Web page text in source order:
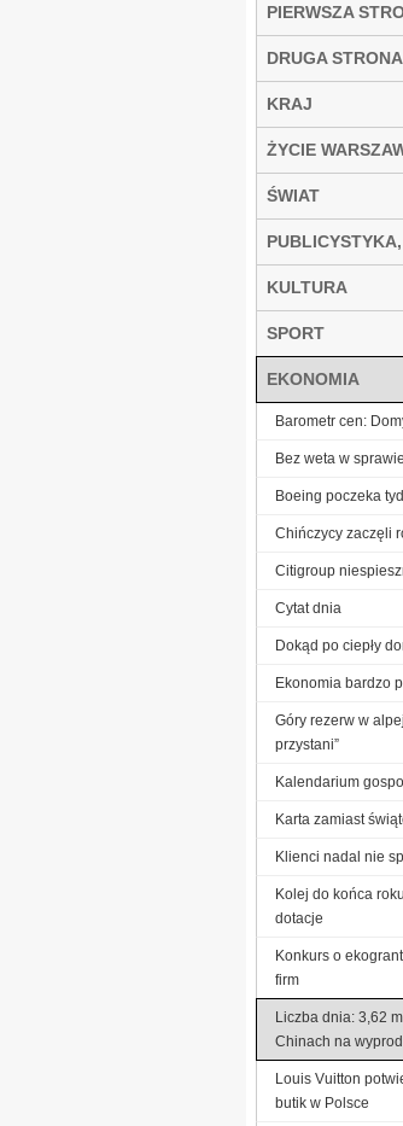
PIERWSZA
DRUGA STRONA
KRAJ
ŻYCIE
ŚWIAT
KULTURA
SPORT
EKONOMIA
Barometr cen:
Bez weta w
Boeing poczeka
Chińczycy zaczęli
Citigroup
Cytat dnia
Dokąd po ciepły
Ekonomia bardzo
Góry rezerw w
przystani”
Kalendarium
Karta zamiast
Klienci nadal nie
Kolej do końca
dotacje
Konkurs o
firm
Liczba dnia: 3,62
Chinach na
Louis Vuitton
butik w Polsce